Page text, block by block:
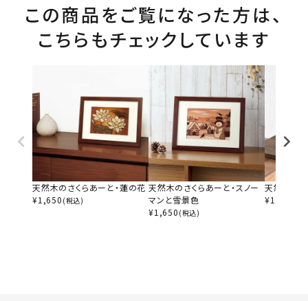
この商品をご覧になった方は、
こちらもチェックしています
天然木のさくらあーと・蓮の花
¥1,650 (税込)
天然木のさくらあーと・スノー
マンと雪景色
¥1,650 (税込)
天然木のさ
¥1,650